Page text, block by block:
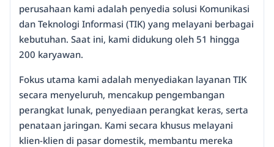
perusahaan kami adalah penyedia solusi Komunikasi
dan Teknologi Informasi (TIK) yang melayani berbagai
kebutuhan. Saat ini, kami didukung oleh 51 hingga
200 karyawan.
Fokus utama kami adalah menyediakan layanan TIK
secara menyeluruh, mencakup pengembangan
perangkat lunak, penyediaan perangkat keras, serta
penataan jaringan. Kami secara khusus melayani
klien-klien di pasar domestik, membantu mereka